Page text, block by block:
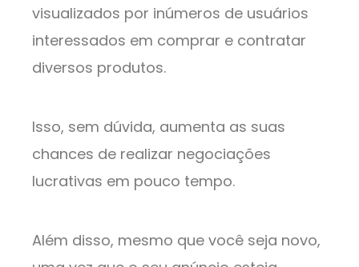
visualizados por inúmeros de usuários
interessados em comprar e contratar
diversos produtos.
Isso, sem dúvida, aumenta as suas
chances de realizar negociações
lucrativas em pouco tempo.
Além disso, mesmo que você seja novo,